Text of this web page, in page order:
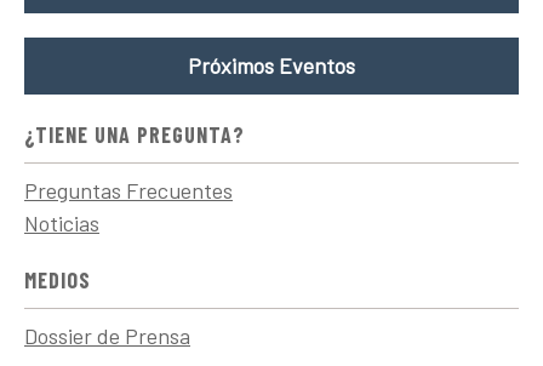
Próximos Eventos
¿TIENE UNA PREGUNTA?
Preguntas Frecuentes
Noticias
MEDIOS
Dossier de Prensa